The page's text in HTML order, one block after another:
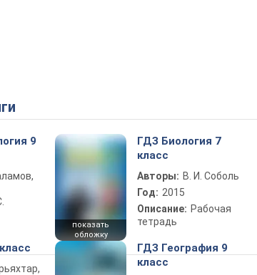
9
показать
обложку
ГДЗ Биология 7
класс
Авторы: В. И. Соболь
Год: 2015
Описание: Рабочая
тетрадь
ГДЗ География 9
класс